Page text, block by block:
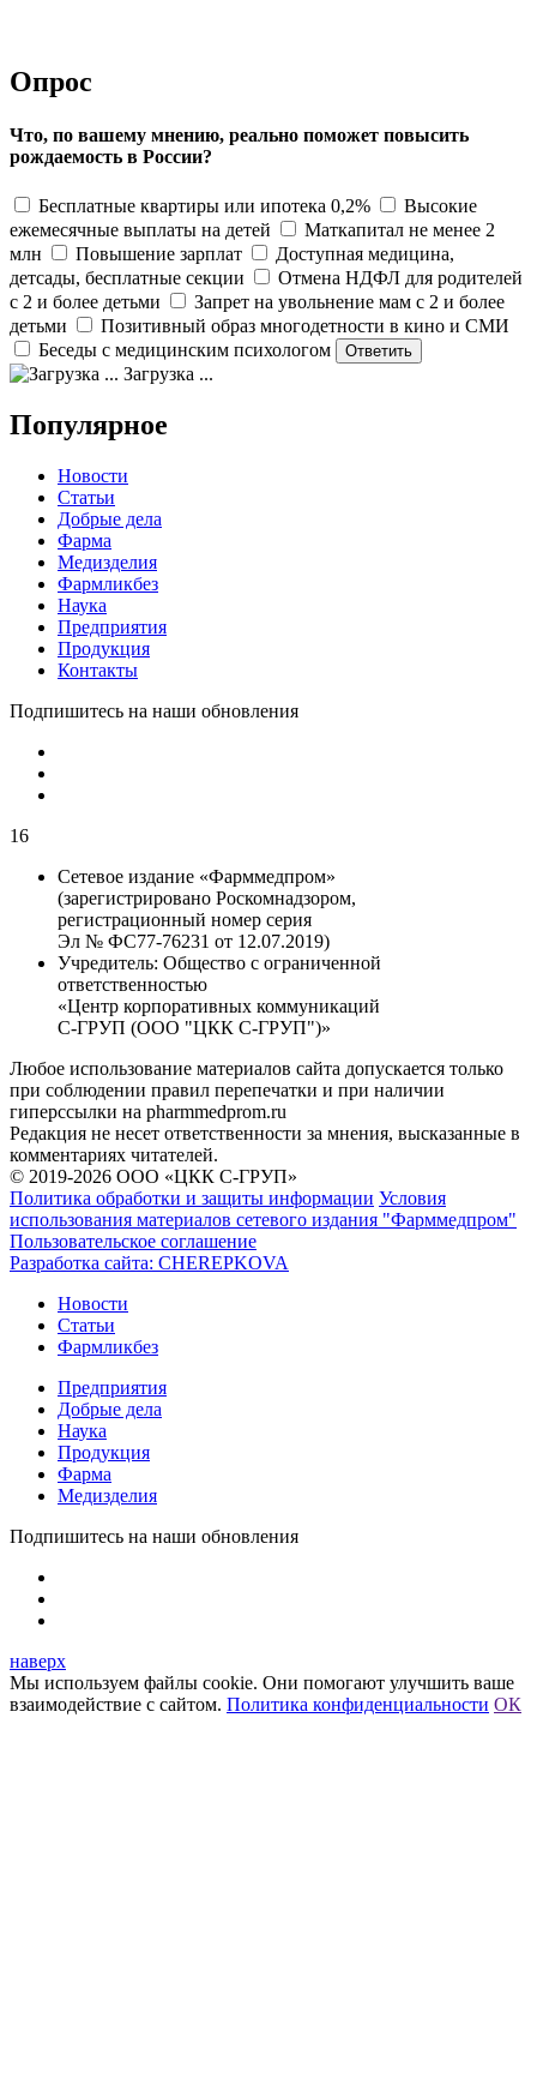
Опрос
Что, по вашему мнению, реально поможет повысить
рождаемость в России?
Бесплатные квартиры или ипотека 0,2%
Высокие
ежемесячные выплаты на детей
Маткапитал не менее 2
млн
Повышение зарплат
Доступная медицина,
детсады, бесплатные секции
Отмена НДФЛ для родителей
с 2 и более детьми
Запрет на увольнение мам с 2 и более
детьми
Позитивный образ многодетности в кино и СМИ
Беседы с медицинским психологом
Загрузка ...
Популярное
Новости
Статьи
Добрые дела
Фарма
Медизделия
Фармликбез
Наука
Предприятия
Продукция
Контакты
Подпишитесь на наши обновления
16
Сетевое издание «Фарммедпром»
(зарегистрировано Роскомнадзором,
регистрационный номер серия
Эл № ФС77-76231 от 12.07.2019)
Учредитель: Общество с ограниченной
ответственностью
«Центр корпоративных коммуникаций
С-ГРУП (ООО "ЦКК С-ГРУП")»
Любое использование материалов сайта допускается только
при соблюдении правил перепечатки и при наличии
гиперссылки на pharmmedprom.ru
Редакция не несет ответственности за мнения, высказанные в
комментариях читателей.
© 2019-2026 ООО «ЦКК С-ГРУП»
Политика обработки и защиты информации Условия
использования материалов сетевого издания "Фарммедпром"
Пользовательское соглашение
Разработка сайта: CHEREPKOVA
Новости
Статьи
Фармликбез
Предприятия
Добрые дела
Наука
Продукция
Фарма
Медизделия
Подпишитесь на наши обновления
наверх
Мы используем файлы cookie. Они помогают улучшить ваше
взаимодействие с сайтом. Политика конфиденциальности ОК